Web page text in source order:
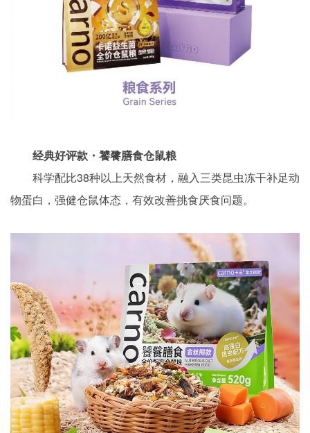
经典好评款・饕餮膳食仓鼠粮
科学配比38种以上天然食材，融入三类昆虫冻干补足动
物蛋白，强健仓鼠体态，有效改善挑食厌食问题。